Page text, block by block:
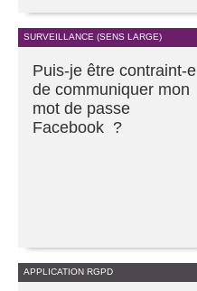
SURVEILLANCE (SENS LARGE)
Puis-je être contraint-e
de communiquer mon
mot de passe
Facebook ?
APPLICATION RGPD